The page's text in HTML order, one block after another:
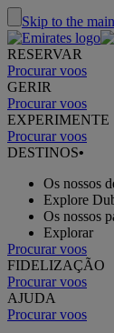
Skip to the
RESERVAR
Procurar voos
GERIR
Procurar voos
EXPERIMENTE
Procurar voos
DESTINOS•
Os nossos
Explore
Os nossos
Explorar
Procurar voos
FIDELIZAÇÃO
Procurar voos
AJUDA
Procurar voos